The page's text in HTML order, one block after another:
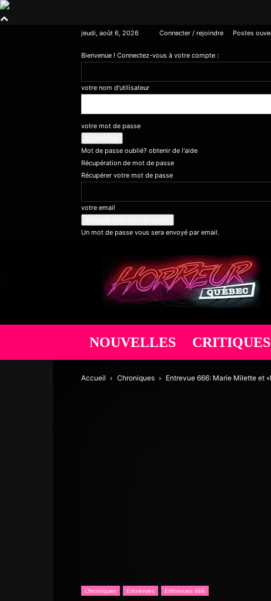
jeudi, août 6, 2026 Connecter / rejoindre Postes
Bienvenue ! Connectez-vous à votre compte :
votre nom d'utilisateur
votre mot de passe
Mot de passe oublié? obtenir de l'aide
Récupération de mot de passe
Récupérer votre mot de passe
votre email
Un mot de passe vous sera envoyé par email.
Horreur
Québec
NOUVELLES CRITIQUES
Accueil Chroniques Entrevue 666: Marie Milette et
Chroniques Entrevues Entrevues 666